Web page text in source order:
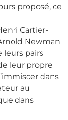
proposé, ce
Cartier-
Newman
leurs pairs
leur propre
dans
au
dans